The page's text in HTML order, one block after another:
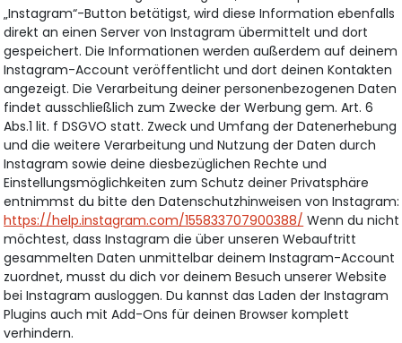
„Instagram“-Button betätigst, wird diese Information ebenfalls
direkt an einen Server von Instagram übermittelt und dort
gespeichert. Die Informationen werden außerdem auf deinem
Instagram-Account veröffentlicht und dort deinen Kontakten
angezeigt. Die Verarbeitung deiner personenbezogenen Daten
findet ausschließlich zum Zwecke der Werbung gem. Art. 6
Abs.1 lit. f DSGVO statt. Zweck und Umfang der Datenerhebung
und die weitere Verarbeitung und Nutzung der Daten durch
Instagram sowie deine diesbezüglichen Rechte und
Einstellungsmöglichkeiten zum Schutz deiner Privatsphäre
entnimmst du bitte den Datenschutzhinweisen von Instagram:
https://help.instagram.com/155833707900388/ Wenn du nicht
möchtest, dass Instagram die über unseren Webauftritt
gesammelten Daten unmittelbar deinem Instagram-Account
zuordnet, musst du dich vor deinem Besuch unserer Website
bei Instagram ausloggen. Du kannst das Laden der Instagram
Plugins auch mit Add-Ons für deinen Browser komplett
verhindern.